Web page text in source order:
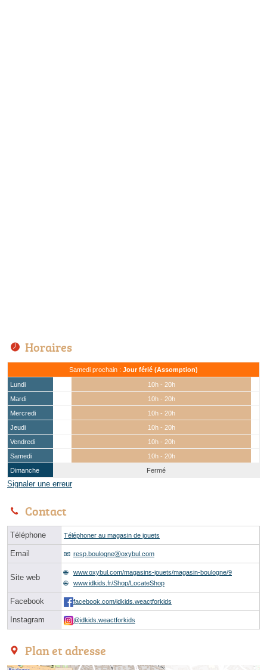
Horaires
Samedi prochain : Jour férié (Assomption)
Lundi
10h - 20h
Mardi
10h - 20h
Mercredi
10h - 20h
Jeudi
10h - 20h
Vendredi
10h - 20h
Samedi
10h - 20h
Dimanche
Fermé
Signaler une erreur
Contact
Téléphone Téléphoner au magasin de jouets
Email resp.boulogneⓐoxybul.com
Site web
www.oxybul.com/magasins-jouets/magasin-boulogne/9
www.idkids.fr/Shop/LocateShop
Facebook facebook.com/idkids.weactforkids
Instagram @idkids.weactforkids
Plan et adresse